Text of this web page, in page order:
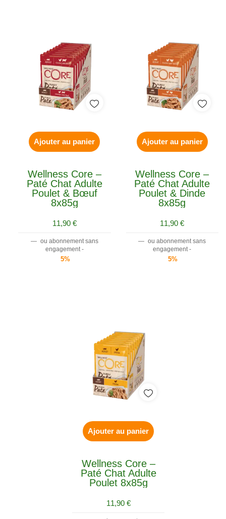
Ajouter au panier
Wellness Core –
Paté Chat Adulte
Poulet & Bœuf
8x85g
11,90 €
— ou abonnement sans
engagement -
5%
Ajouter au panier
Wellness Core –
Paté Chat Adulte
Poulet & Dinde
8x85g
11,90€
— ou abonnement sans
engagement -
5%
Ajouter au panier
Wellness Core –
Paté Chat Adulte
Poulet 8x85g
11,90 €